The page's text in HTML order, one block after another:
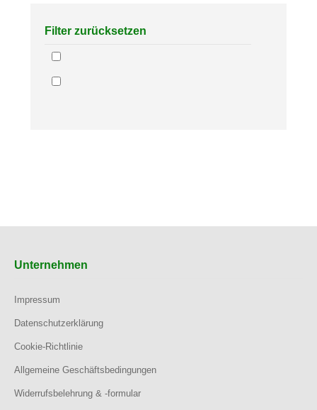
Filter zurücksetzen
Unternehmen
Impressum
Datenschutzerklärung
Cookie-Richtlinie
Allgemeine Geschäftsbedingungen
Widerrufsbelehrung & -formular